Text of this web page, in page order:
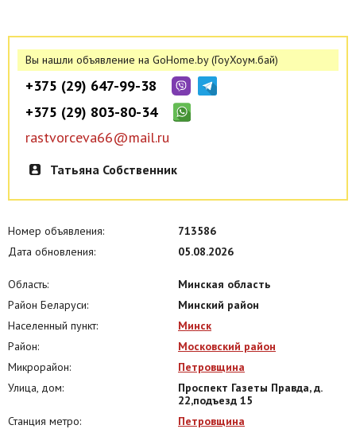
индивидуально!!! . В выходные и праздничные дни цена может быть
выше-(Договорная! Предварительная бронь только по предоплате!
Квартира от собственника, звоните договоримся! Предоставляются
Отчетные документы НПД.
Ранний заезд и поздний отъезд возможен при наличии возможности,
за дополнительную плату. Можно с собакой небольшой породы, за
собственника! Звоните договоримся!
Вы нашли объявление на GoHome.by (ГоуХоум.бай)
+375 (29) 647-99-38
+375 (29) 803-80-34
rastvorceva66@mail.ru
Татьяна Собственник
Номер объявления:
713586
Дата обновления:
05.08.2026
Область:
Минская область
Район Беларуси:
Минский район
Населенный пункт:
Минск
Район:
Московский район
Микрорайон:
Петровщина
Улица, дом:
Проспект Газеты Правда, д.
22,подъезд 15
Станция метро:
Петровщина